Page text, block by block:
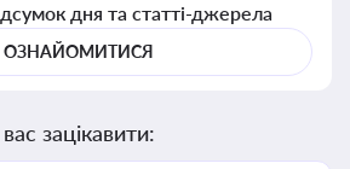
дня та статті-джерела
ОЗНАЙОМИТИСЯ
зацікавити: